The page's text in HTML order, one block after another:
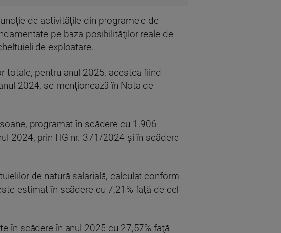
de activităţile din programele de
pe baza posibilităţilor reale de
de exploatare.
totale, pentru anul 2025, acestea fiind
2024, se menţionează în Nota de
programat în scădere cu 1.906
2024, prin HG nr. 371/2024 şi în scădere
de natură salarială, calculat conform
estimat în scădere cu 7,21% faţă de cel
în scădere în anul 2025 cu 27,57% faţă